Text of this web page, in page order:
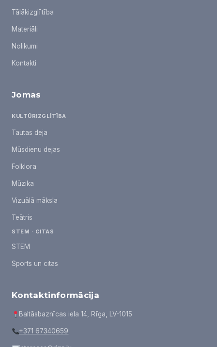
Tālākizglītība
Materiāli
Nolikumi
Kontakti
Jomas
KULTŪRIZGLĪTĪBA
Tautas deja
Mūsdienu dejas
Folklora
Mūzika
Vizuālā māksla
Teātris
STEM · CITAS
STEM
Sports un citas
Kontaktinformācija
Baltāsbaznīcas iela 14, Rīga, LV-1015
+371 67340659